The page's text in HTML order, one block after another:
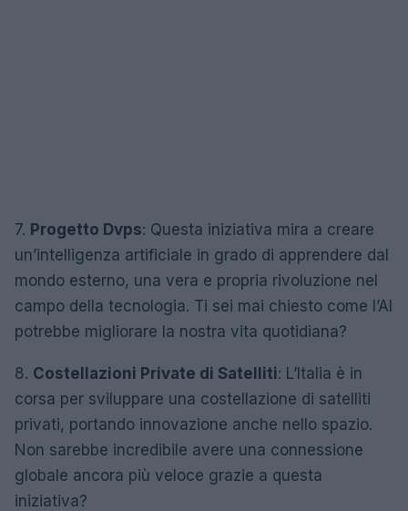
7. Progetto Dvps: Questa iniziativa mira a creare
un’intelligenza artificiale in grado di apprendere dal
mondo esterno, una vera e propria rivoluzione nel
campo della tecnologia. Ti sei mai chiesto come l’AI
potrebbe migliorare la nostra vita quotidiana?
8. Costellazioni Private di Satelliti: L’Italia è in
corsa per sviluppare una costellazione di satelliti
privati, portando innovazione anche nello spazio.
Non sarebbe incredibile avere una connessione
globale ancora più veloce grazie a questa
iniziativa?